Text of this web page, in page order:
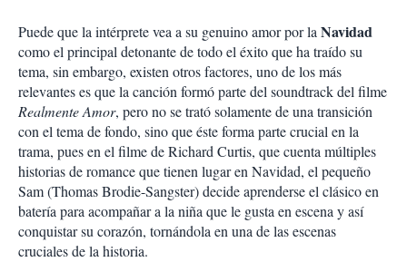
Puede que la intérprete vea a su genuino amor por laNavidad
como el principal detonante de todo el éxito que ha traído su
tema, sin embargo, existen otros factores, uno de los más
relevantes es que la canción formó parte del soundtrack del filme
Realmente Amor, pero no se trató solamente de una transición
con el tema de fondo, sino que éste forma parte crucial en la
trama, pues en el filme de Richard Curtis, que cuenta múltiples
historias de romance que tienen lugar en Navidad, el pequeño
Sam (Thomas Brodie-Sangster) decide aprenderse el clásico en
batería para acompañar a la niña que le gusta en escena y así
conquistar su corazón, tornándola en una de las escenas
cruciales de la historia.